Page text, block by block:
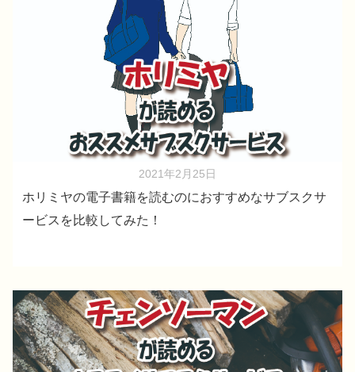
2021年2月25日
ホリミヤの電子書籍を読むのにおすすめなサブスクサ
ービスを比較してみた！